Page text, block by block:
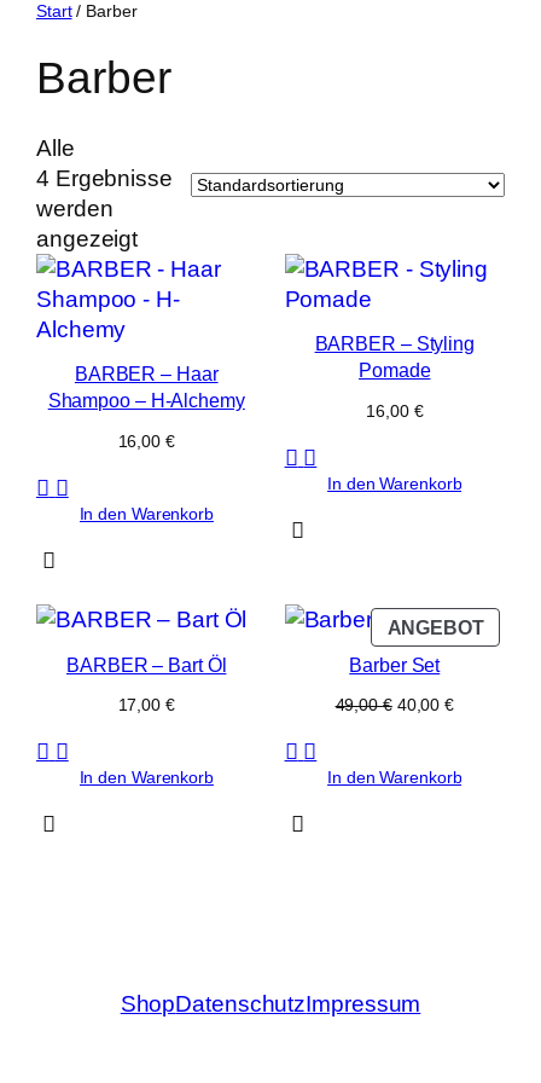
Zum
springen
Start/ Barber
Barber
Alle
4 Ergebnisse
werden
angezeigt
BARBER – Haar
Shampoo – H-Alchemy
16,00 €
In den Warenkorb
BARBER – Styling
Pomade
16,00 €
In den Warenkorb
BARBER – Bart Öl
17,00 €
In den Warenkorb
ANGEBOT
IM
Barber Set
49,00€ Ursprünglicher
49,00 €
40,00€Aktueller
40,00 €.
In den Warenkorb
ShopDatenschutzImpressum